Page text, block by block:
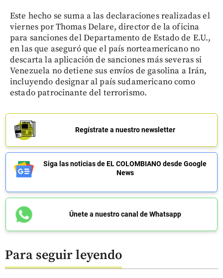
Este hecho se suma a las declaraciones realizadas el
viernes por Thomas Delare, director de la oficina
para sanciones del Departamento de Estado de E.U.,
en las que aseguró que el país norteamericano no
descarta la aplicación de sanciones más severas si
Venezuela no detiene sus envíos de gasolina a Irán,
incluyendo designar al país sudamericano como
estado patrocinante del terrorismo.
Regístrate a nuestro newsletter
Siga las noticias de EL COLOMBIANO desde Google
News
Únete a nuestro canal de Whatsapp
Para seguir leyendo